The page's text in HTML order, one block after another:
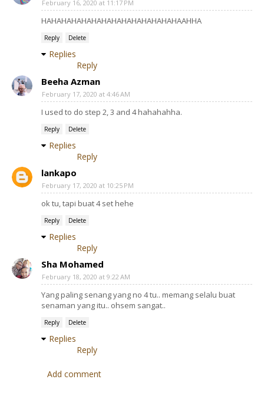
February 16, 2020 at 11:17 PM
HAHAHAHAHAHAHAHAHAHAHAHAHAHAAHHA
Reply Delete
Replies
Reply
Beeha Azman
February 17, 2020 at 4:46 AM
I used to do step 2, 3 and 4 hahahahha.
Reply Delete
Replies
Reply
lankapo
February 17, 2020 at 10:25 PM
ok tu, tapi buat 4 set hehe
Reply Delete
Replies
Reply
Sha Mohamed
February 18, 2020 at 9:22 AM
Yang paling senang yang no 4 tu.. memang selalu buat
senaman yang itu.. ohsem sangat..
Reply Delete
Replies
Reply
Add comment